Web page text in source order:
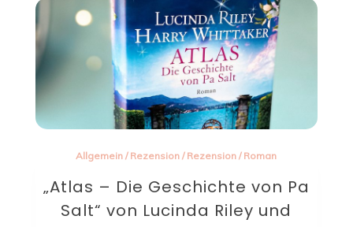
Allgemein / Rezension / Rezension / Roman
„Atlas – Die Geschichte von Pa
Salt“ von Lucinda Riley und